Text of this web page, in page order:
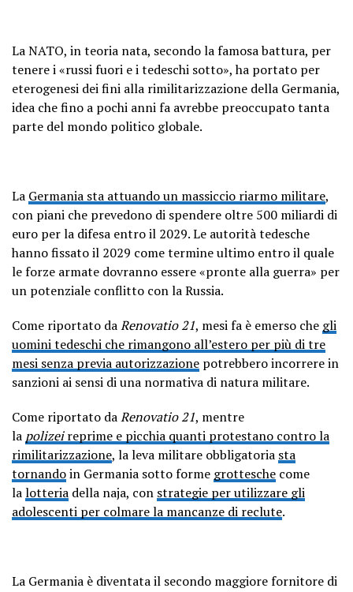
La NATO, in teoria nata, secondo la famosa battura, per
tenere i «russi fuori e i tedeschi sotto», ha portato per
eterogenesi dei fini alla rimilitarizzazione della Germania,
idea che fino a pochi anni fa avrebbe preoccupato tanta
parte del mondo politico globale.
La Germania sta attuando un massiccio riarmo militare,
con piani che prevedono di spendere oltre 500 miliardi di
euro per la difesa entro il 2029. Le autorità tedesche
hanno fissato il 2029 come termine ultimo entro il quale
le forze armate dovranno essere «pronte alla guerra» per
un potenziale conflitto con la Russia.
Come riportato daRenovatio 21, mesi fa è emerso che gli
uomini tedeschi che rimangono all’estero per più di tre
mesi senza previa autorizzazione potrebbero incorrere in
sanzioni ai sensi di una normativa di natura militare.
Come riportato daRenovatio 21, mentre
la polizeireprime e picchia quanti protestano contro la
rimilitarizzazione, la leva militare obbligatoria sta
tornandoin Germania sotto forme grottesche come
lalotteria della naja, con strategie per utilizzare gli
adolescenti per colmare la mancanze di reclute.
La Germania è diventata il secondo maggiore fornitore di